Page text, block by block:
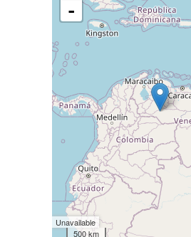
-
Unavailable
500 km